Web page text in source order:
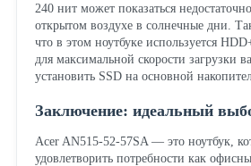
240 нит может показаться
открытом воздухе в солнечные дни.
что в этом ноутбуке используется
для максимальной скорости загрузки
установить SSD на основной
Заключение: идеальный
Acer AN515-52-57SA — это ноутбук,
удовлетворить потребности как